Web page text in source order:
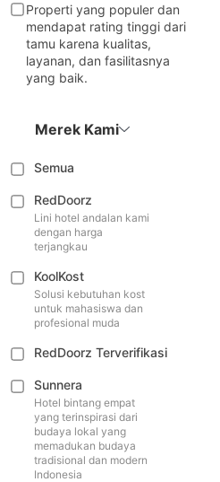
Properti yang populer dan
mendapat rating tinggi dari
tamu karena kualitas,
layanan, dan fasilitasnya
yang baik.
Merek Kami
Semua
RedDoorz
Lini hotel andalan kami
dengan harga
terjangkau
KoolKost
Solusi kebutuhan kost
untuk mahasiswa dan
profesional muda
RedDoorz Terverifikasi
Sunnera
Hotel bintang empat
yang terinspirasi dari
budaya lokal yang
memadukan budaya
tradisional dan modern
Indonesia